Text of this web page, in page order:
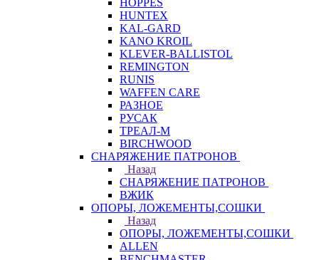
HOPPES
HUNTEX
KAL-GARD
KANO KROIL
KLEVER-BALLISTOL
REMINGTON
RUNIS
WAFFEN CARE
РАЗНОЕ
РУСАК
ТРЕАЛ-М
BIRCHWOOD
СНАРЯЖЕНИЕ ПАТРОНОВ
Назад
СНАРЯЖЕНИЕ ПАТРОНОВ
ВЖИК
ОПОРЫ, ЛОЖЕМЕНТЫ,СОШКИ
Назад
ОПОРЫ, ЛОЖЕМЕНТЫ,СОШКИ
ALLEN